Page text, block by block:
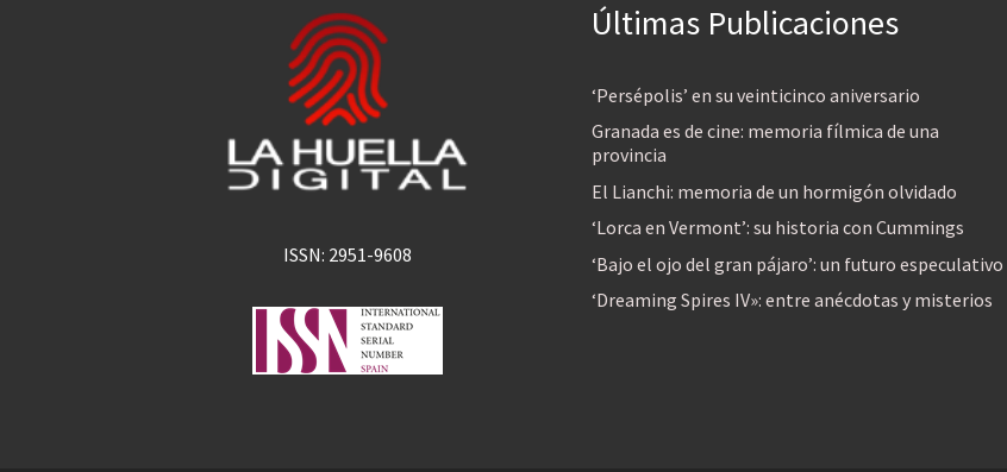
ISSN: 2951-9608
Últimas Publicaciones
‘Persépolis’ en su veinticinco aniversario
Granada es de cine: memoria fílmica de una
provincia
El Lianchi: memoria de un hormigón olvidado
‘Lorca en Vermont’: su historia con Cummings
‘Bajo el ojo del gran pájaro’: un futuro especulativo
‘Dreaming Spires IV»: entre anécdotas y misterios